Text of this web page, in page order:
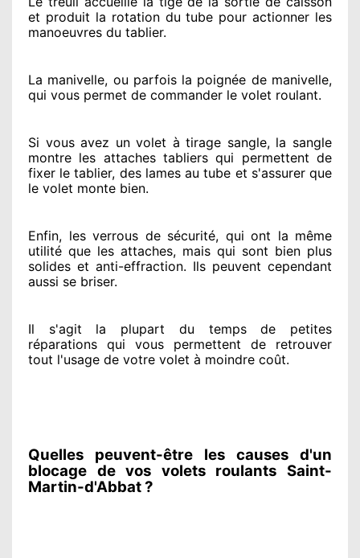
et produit la rotation du tube pour actionner les
manoeuvres du tablier.
La manivelle, ou parfois la poignée de manivelle,
qui vous permet de commander le volet roulant.
Si vous avez un volet à tirage sangle, la sangle
montre les attaches tabliers qui permettent de
fixer le tablier, des lames au tube et s'assurerque
le volet monte bien.
Enfin, les verrous de sécurité, qui ont la même
utilité que les attaches, mais qui sont bien plus
solides et anti-effraction. Ils peuvent cependant
aussi se briser.
Il s'agit la plupart du tempsde petites
réparations qui vous permettent de retrouver
tout l'usage de votre volet à moindre coût.
Quelles peuvent-être les causes d'un
blocage de vos volets roulants Saint-
Martin-d'Abbat ?